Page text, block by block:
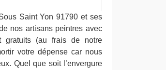
Saint Yon 91790 et ses
nos artisans peintres avec
gratuits (au frais de notre
votre dépense car nous
Quel que soit l’envergure